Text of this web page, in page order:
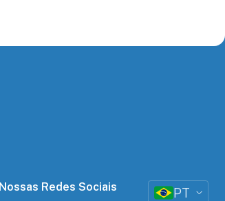
Nossas Redes Sociais PT